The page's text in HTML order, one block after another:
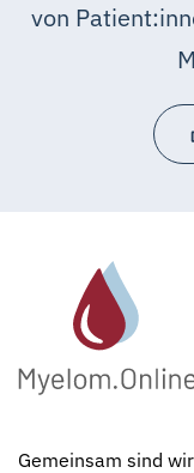
von
Gemeinsam sind